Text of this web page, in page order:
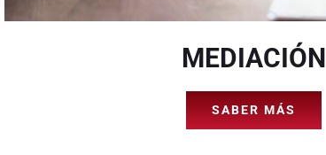
MEDIACIÓN
SABER MÁS